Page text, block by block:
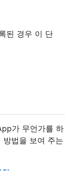
된 경우 이 단
가 무언가를 하
방법을 보여 주는